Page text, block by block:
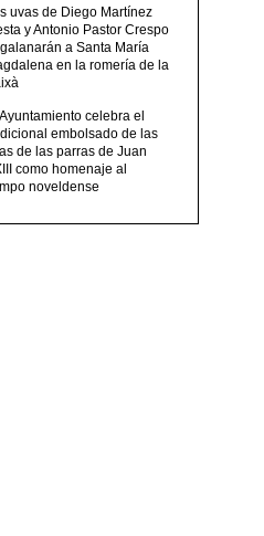
uvas de Diego Martínez
y Antonio Pastor Crespo
a Santa María
en la romería de la
celebra el
embolsado de las
de las parras de Juan
como homenaje al
noveldense